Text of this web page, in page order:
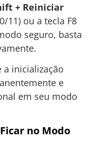
+ Reiniciar
11) ou a tecla F8
seguro, basta
a inicialização
e
em seu modo
no Modo